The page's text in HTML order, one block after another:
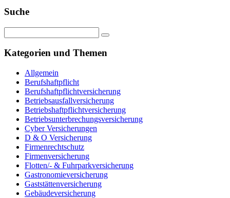
Suche
Kategorien und Themen
Allgemein
Berufshaftpflicht
Berufshaftpflichtversicherung
Betriebsausfallversicherung
Betriebshaftpflichtversicherung
Betriebsunterbrechungsversicherung
Cyber Versicherungen
D & O Versicherung
Firmenrechtschutz
Firmenversicherung
Flotten/- & Fuhrparkversicherung
Gastronomieversicherung
Gaststättenversicherung
Gebäudeversicherung